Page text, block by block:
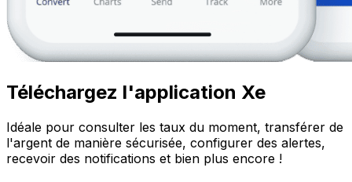
Téléchargez l'application Xe
Idéale pour consulter les taux du moment, transférer de
l'argent de manière sécurisée, configurer des alertes,
recevoir des notifications et bien plus encore !